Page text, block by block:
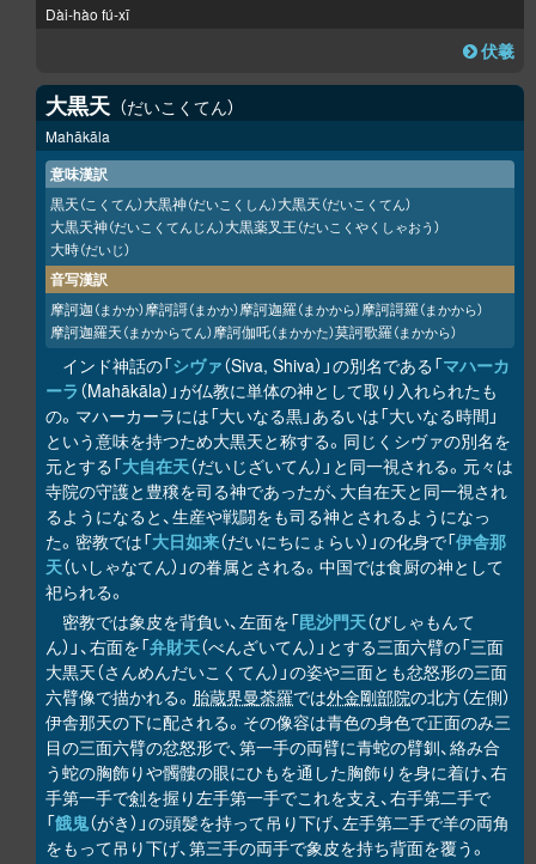
Dài-hào fú-xī
伏羲
大黒天 だいこくてん
Mahākāla
意味漢訳
黒天（こくてん）大黒神（だいこくしん）大黒天（だいこくてん）
大黒天神（だいこくてんじん）大黒薬叉王（だいこくやくしゃおう）
大時（だいじ）
音写漢訳
摩訶迦（まかか）摩訶謌（まかか）摩訶迦羅（まかから）摩訶謌羅（まかから）
摩訶迦羅天（まかからてん）摩訶伽吒（まかかた）莫訶歌羅（まかから）
インド神話の「シヴァ（Siva, Shiva）」の別名である「マハーカ
ーラ （Mahākāla）」が仏教に単体の神として取り入れられたも
の。マハーカーラには「大いなる黒」あるいは「大いなる時間」
という意味を持つため大黒天と称する。同じくシヴァの別名を
元とする「大自在天（だいじざいてん）」と同一視される。元々は
寺院の守護と豊穣を司る神であったが、大自在天と同一視され
るようになると、生産や戦闘をも司る神とされるようになっ
た。密教では「大日如来（だいにちにょらい）」の化身で「伊舎那
天（いしゃなてん）」の眷属とされる。中国では食厨の神として
祀られる。
密教では象皮を背負い、左面を「毘沙門天（びしゃもんて
ん）」、右面を「弁財天（べんざいてん）」とする三面六臂の「三面
大黒天（さんめんだいこくてん）」の姿や三面とも忿怒形の三面
六臂像で描かれる。 胎蔵界曼荼羅では外金剛部院の北方（左側）
伊舎那天の下に配される。その像容は青色の身色で正面のみ三
目の三面六臂の忿怒形で、第一手の両臂に青蛇の臂釧、絡み合
う蛇の胸飾りや髑髏の眼にひもを通した胸飾りを身に着け、右
手第一手で剣を握り左手第一手でこれを支え、右手第二手で
「餓鬼（がき）」の頭髪を持って吊り下げ、左手第二手で羊の両角
をもって吊り下げ、第三手の両手で象皮を持ち背面を覆う。